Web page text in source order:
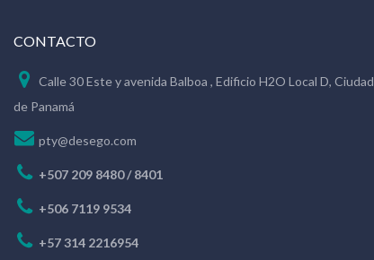
CONTACTO
Calle 30 Este y avenida Balboa , Edificio H2O Local D, Ciudad
de Panamá
pty@desego.com
+507 209 8480 / 8401
+506 7119 9534
+57 314 2216954